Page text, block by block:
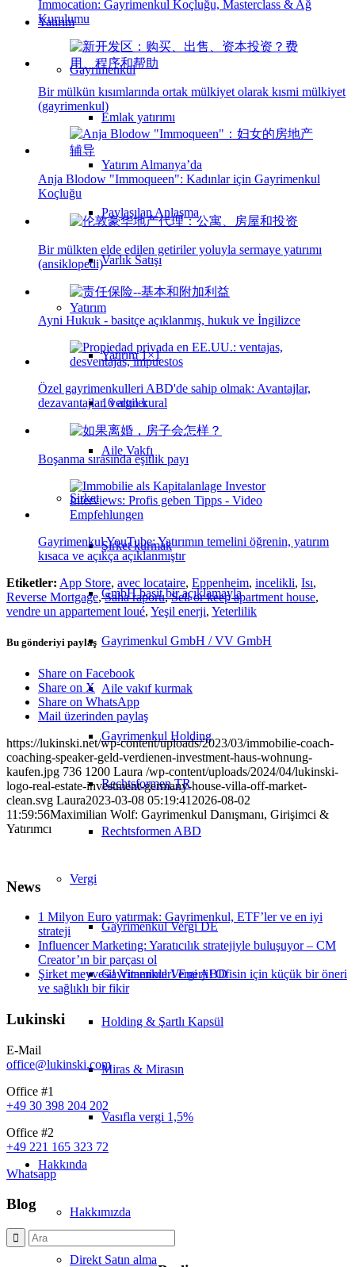
Yatırım
Gayrimenkul
Emlak yatırımı
Yatırım Almanya’da
Paylaşılan Anlaşma
Varlık Satışı
Yatırım
Yatırım 1×1
10 altın kural
Aile Vakfı
Şirket
Şirket kurmak
GmbH basit bir açıklamayla
Gayrimenkul GmbH / VV GmbH
Aile vakıf kurmak
Gayrimenkul Holding
Rechtsformen TR
Rechtsformen ABD
Vergi
Gayrimenkul Vergi DE
Gayrimenkul Vergi ABD
Holding & Şartlı Kapsül
Miras & Mirasın
Vasıfla vergi 1,5%
Hakkında
Hakkımızda
Direkt Satın alma
Immocation: Gayrimenkul Koçluğu, Masterclass & Ağ
Kurulumu
Bir mülkün kısımlarında ortak mülkiyet olarak kısmi mülkiyet
(gayrimenkul)
Anja Blodow "Immoqueen": Kadınlar için Gayrimenkul
Koçluğu
Bir mülkten elde edilen getiriler yoluyla sermaye yatırımı
(ansiklopedi)
Ayni Hukuk - basitçe açıklanmış, hukuk ve İngilizce
Özel gayrimenkulleri ABD'de sahip olmak: Avantajlar,
dezavantajlar, vergiler
Boşanma sırasında eşitlik payı
Gayrimenkul YouTube: Yatırımın temelini öğrenin, yatırım
kısaca ve açıkça açıklanmıştır
Etiketler: App Store, avec locataire, Eppenheim, incelikli, Isı,
Reverse Mortgage,Saha raporu,Sell or keep apartment house,
vendre un appartement loué, Yeşil enerji, Yeterlilik
Bu gönderiyi paylaş
Share on Facebook
Share on X
Share on WhatsApp
Mail üzerinden paylaş
https://lukinski.net/wp-content/uploads/2023/03/immobilie-coach-
coaching-speaker-geld-verdienen-investment-haus-wohnung-
kaufen.jpg 736 1200 Laura /wp-content/uploads/2024/04/lukinski-
logo-real-estate-investment-germany-house-villa-off-market-
clean.svg Laura2023-03-08 05:19:41 2026-08-02
11:59:56Maximilian Wolf: Gayrimenkul Danışmanı, Girişimci &
Yatırımcı
News
1 Milyon Euro yatırmak: Gayrimenkul, ETF’ler ve en iyi
strateji
Influencer Marketing: Yaratıcılık stratejiyle buluşuyor – CM
Creator’ın bir parçası ol
Şirket meyvesi! Vitaminler! Enerji! Ofisin için küçük bir öneri
ve sağlıklı bir fikir
Lukinski
E-Mail
office@lukinski.com
Office #1
+49 30 398 204 202
Office #2
+49 221 165 323 72
Whatsapp
Blog